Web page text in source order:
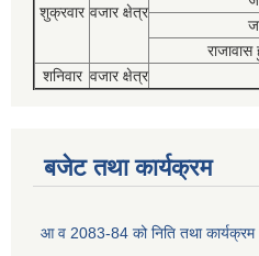
शुक्रवार वजार क्षेत्र
शनिवार वजार क्षेत्र
बजेट तथा कार्यक्रम
आ व 2083-84 को निति तथा कार्यक्रम